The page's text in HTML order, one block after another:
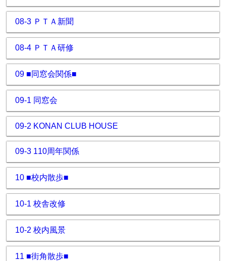
08-3 ＰＴＡ新聞
08-4 ＰＴＡ研修
09 ■同窓会関係■
09-1 同窓会
09-2 KONAN CLUB HOUSE
09-3 110周年関係
10 ■校内散歩■
10-1 校舎改修
10-2 校内風景
11 ■街角散歩■